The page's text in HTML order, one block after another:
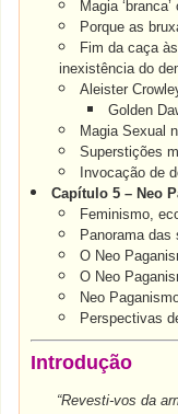
Magia
Porque as
Fim da caça
inexistência do
Aleister
Golden
Magia Sexual
Superstições
Invocação de
Capítulo 5 – Neo
Feminismo,
Panorama
O Neo
O Neo
Neo
Perspectivas
Introdução
“Revesti-vos da